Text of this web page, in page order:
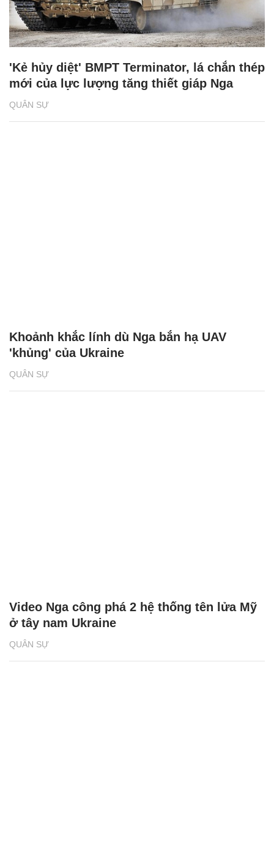
QUÂN SỰ
'Kẻ hủy diệt' BMPT Terminator, lá chắn thép
mới của lực lượng tăng thiết giáp Nga
QUÂN SỰ
Khoảnh khắc lính dù Nga bắn hạ UAV
'khủng' của Ukraine
QUÂN SỰ
Video Nga công phá 2 hệ thống tên lửa Mỹ
ở tây nam Ukraine